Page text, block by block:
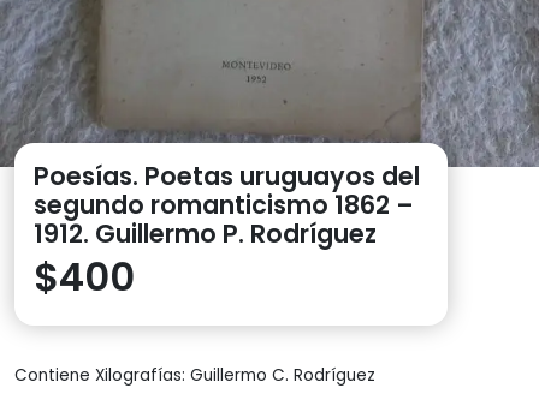
Poesías. Poetas uruguayos del
segundo romanticismo 1862 –
1912. Guillermo P. Rodríguez
$400
Contiene Xilografías: Guillermo C. Rodríguez